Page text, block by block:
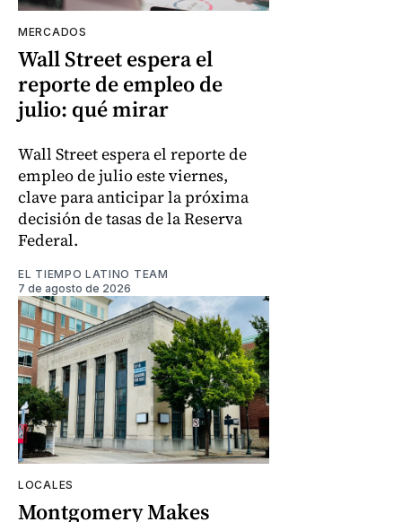
MERCADOS
Wall Street espera el
reporte de empleo de
julio: qué mirar
Wall Street espera el reporte de
empleo de julio este viernes,
clave para anticipar la próxima
decisión de tasas de la Reserva
Federal.
EL TIEMPO LATINO TEAM
7 de agosto de 2026
LOCALES
Montgomery Makes